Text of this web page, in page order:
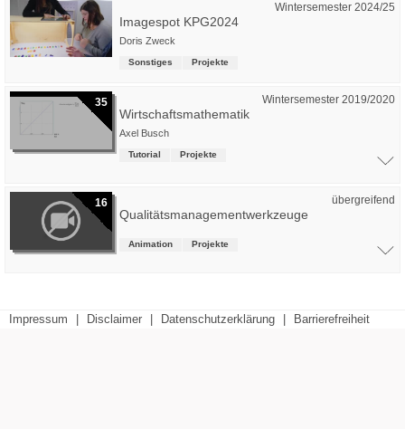
Wintersemester 2024/25
Imagespot KPG2024
Doris Zweck
Sonstiges Projekte
35 Wintersemester 2019/2020
Wirtschaftsmathematik
Axel Busch
Tutorial Projekte
16 übergreifend
Qualitätsmanagementwerkzeuge
Animation Projekte
Impressum Disclaimer Datenschutzerklärung Barrierefreiheit